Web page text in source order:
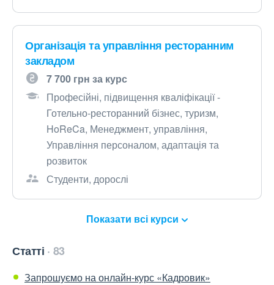
Організація та управління ресторанним
закладом
7 700 грн за курс
Професійні, підвищення кваліфікації -
Готельно-ресторанний бізнес, туризм,
HoReCa, Менеджмент, управління,
Управління персоналом, адаптація та
розвиток
Студенти, дорослі
Показати всі курси
Статті 83
Запрошуємо на онлайн-курс «Кадровик»